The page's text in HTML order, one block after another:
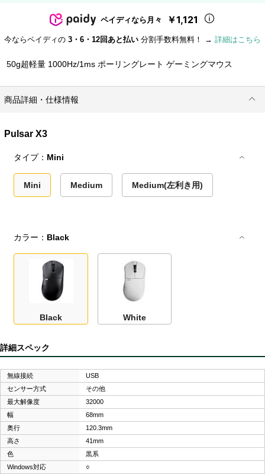
ペイディなら月々 ￥1,121
今ならペイディの 3・6・12回あと払い 分割手数料無料！ → 詳細はこちら
50g超軽量 1000Hz/1ms ポーリングレート ゲーミングマウス
商品詳細・仕様情報
Pulsar X3
タイプ： Mini
Mini Medium Medium(左利き用)
カラー： Black
Black White
詳細スペック
無線接続
USB
センサー方式
その他
最大解像度
32000
幅
68mm
奥行
120.3mm
高さ
41mm
色
黒系
Windows対応
○